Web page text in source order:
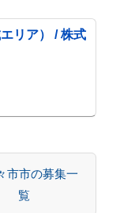
リア） / 株式
市市の募集一
覧